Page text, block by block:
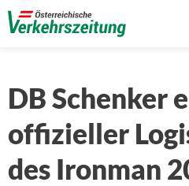
DB Schenker
offizieller
des Ironman